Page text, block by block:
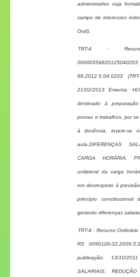
administrativo cuja
campo de interesses
Graf).
TRT-4 -
68.2012.5.04.0203
21/02/2013 Ementa:
destinado à
provas e trabalhos, por
à docência, insere-se
aula.DIFERENÇAS
CARGA HORÁRIA.
unilateral da carga
em desrespeito à
princípio constitucional
gerando diferenças
TRT-4 - Recurso
RS 0090100-
publicação: 13/10/
SALARIAIS.